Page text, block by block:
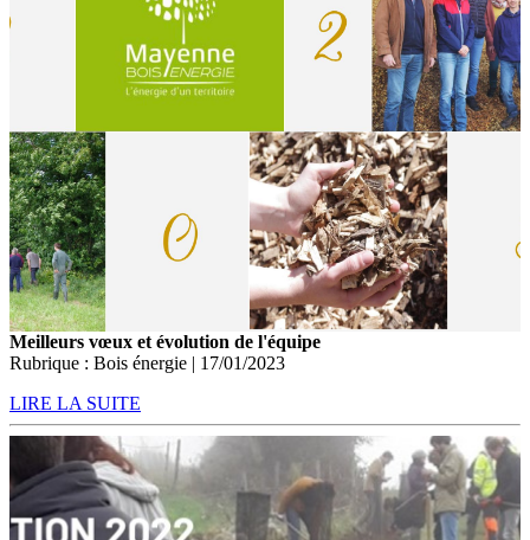
Meilleurs vœux et évolution de l'équipe
Rubrique : Bois énergie | 17/01/2023
LIRE LA SUITE